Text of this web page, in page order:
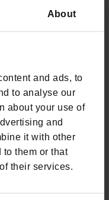
About
and ads, to
to analyse our
about your use of
and
it with other
to them or that
their services.
najboljeg